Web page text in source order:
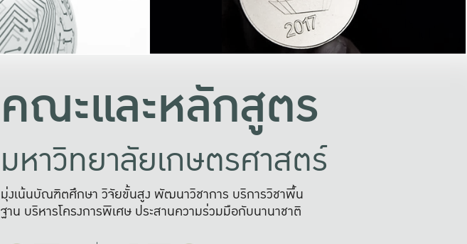
คณะและหลักสูตร
มหาวิทยาลัยเกษตรศาสตร์
มุ่งเน้นบัณฑิตศึกษา วิจัยขั้นสูง พัฒนาวิชาการ บริการวิชาพื้น
ฐาน บริหารโครงการพิเศษ ประสานความร่วมมือกับนานาชาติ